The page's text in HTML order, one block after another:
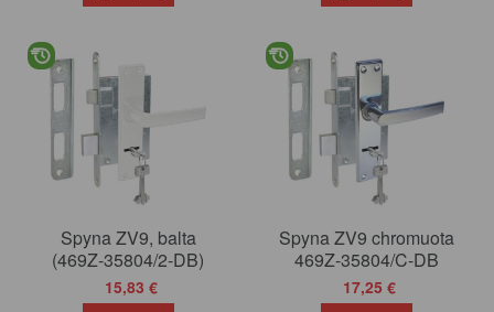
Spyna ZV9, balta
(469Z-35804/2-DB)
15,83 €
Spyna ZV9 chromuota
469Z-35804/C-DB
17,25 €